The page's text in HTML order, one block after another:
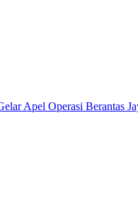
Apel Operasi Berantas